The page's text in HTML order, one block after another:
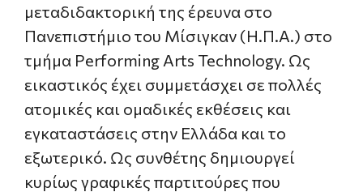
μεταδιδακτορική της έρευνα στο
Πανεπιστήμιο του Μίσιγκαν (Η.Π.Α.) στο
τμήμα Performing Arts Technology. Ως
εικαστικός έχει συμμετάσχει σε πολλές
ατομικές και ομαδικές εκθέσεις και
εγκαταστάσεις στην Ελλάδα και το
εξωτερικό. Ως συνθέτης δημιουργεί
κυρίως γραφικές παρτιτούρες που